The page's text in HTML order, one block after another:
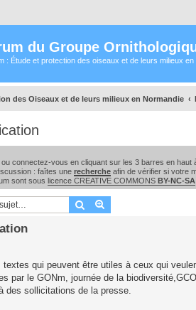
du Groupe
: Étude et protection des oiseaux et de leurs milieux en
des Oiseaux et de leurs milieux en Normandie
ou connectez-vous en cliquant sur les 3 barres en haut
: faîtes une recherche afin de vérifier si votre
sont sous licence CREATIVE COMMONS BY-NC-SA
Rechercher
qui peuvent être utiles à ceux qui
par le GONm, journée de la
des sollicitations de la presse.